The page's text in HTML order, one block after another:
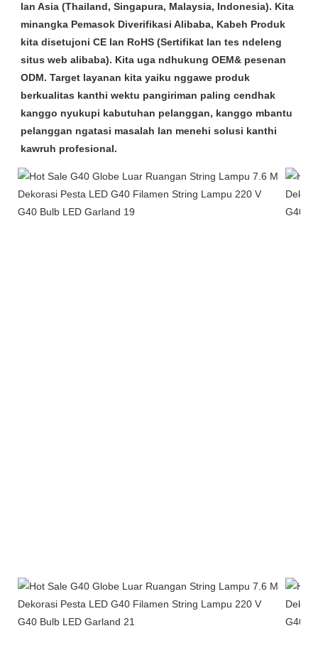
lan Asia (Thailand, Singapura, Malaysia, Indonesia). Kita
minangka Pemasok Diverifikasi Alibaba, Kabeh Produk
kita disetujoni CE lan RoHS (Sertifikat lan tes ndeleng
situs web alibaba). Kita uga ndhukung OEM& pesenan
ODM. Target layanan kita yaiku nggawe produk
berkualitas kanthi wektu pangiriman paling cendhak
kanggo nyukupi kabutuhan pelanggan, kanggo mbantu
pelanggan ngatasi masalah lan menehi solusi kanthi
kawruh profesional.